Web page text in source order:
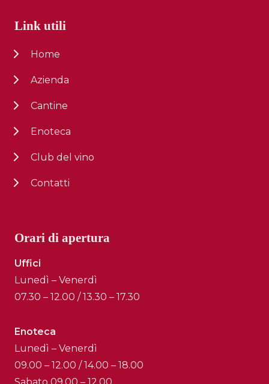
Link utili
Home
Azienda
Cantine
Enoteca
Club del vino
Contatti
Orari di apertura
Uffici
Lunedì – Venerdì
07.30 – 12.00 / 13.30 – 17.30
Enoteca
Lunedì – Venerdì
09.00 – 12.00 / 14.00 – 18.00
Sabato 09.00 – 12.00